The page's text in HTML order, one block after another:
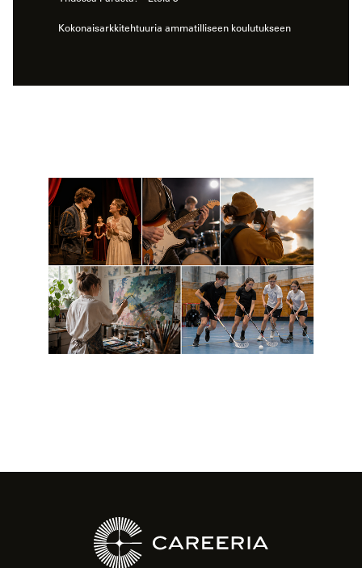
Kokonaisarkkitehtuuria ammatilliseen koulutukseen